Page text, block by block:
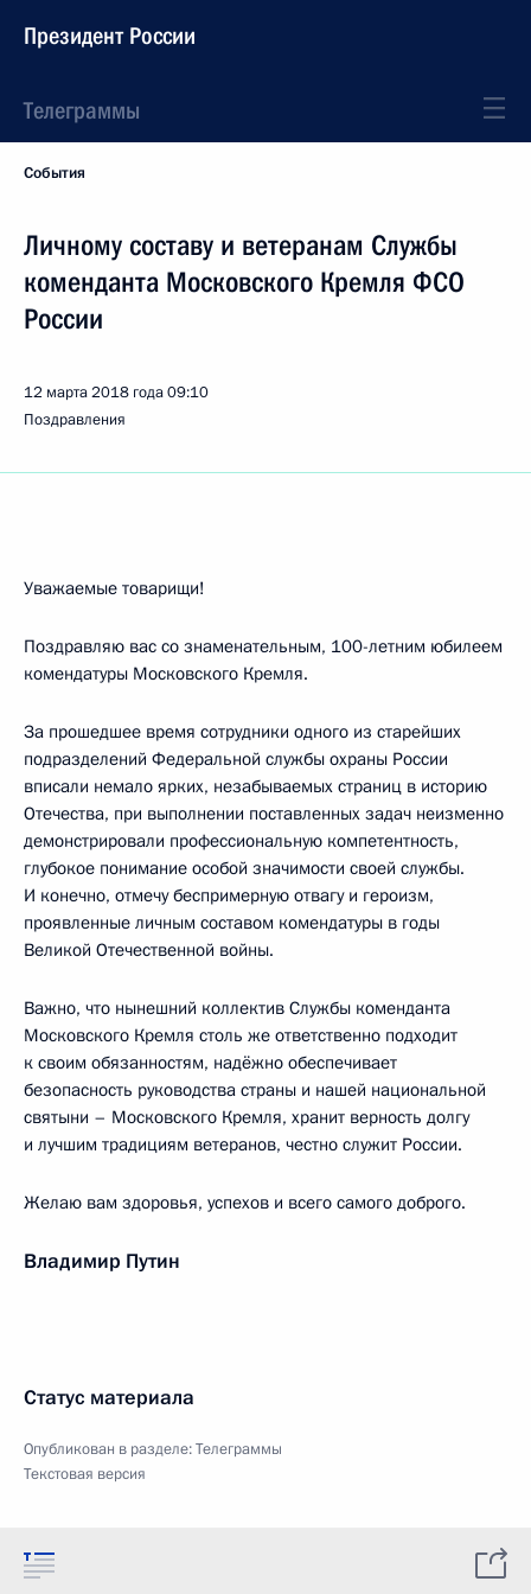
Президент России
Телеграммы
События
Личному составу и ветеранам Службы
коменданта Московского Кремля ФСО
России
12 марта 2018 года09:10
Поздравления
Уважаемые товарищи!
Поздравляю вас со знаменательным, 100-летним юбилеем
комендатуры Московского Кремля.
За прошедшее время сотрудники одного из старейших
подразделений Федеральной службы охраны России
вписали немало ярких, незабываемых страниц в историю
Отечества, при выполнении поставленных задач неизменно
демонстрировали профессиональную компетентность,
глубокое понимание особой значимости своей службы.
И конечно, отмечу беспримерную отвагу и героизм,
проявленные личным составом комендатуры в годы
Великой Отечественной войны.
Важно, что нынешний коллектив Службы коменданта
Московского Кремля столь же ответственно подходит
к своим обязанностям, надёжно обеспечивает
безопасность руководства страны и нашей национальной
святыни – Московского Кремля, хранит верность долгу
и лучшим традициям ветеранов, честно служит России.
Желаю вам здоровья, успехов и всего самого доброго.
Владимир Путин
Статус материала
Опубликован в разделе:Телеграммы
Текстовая версия